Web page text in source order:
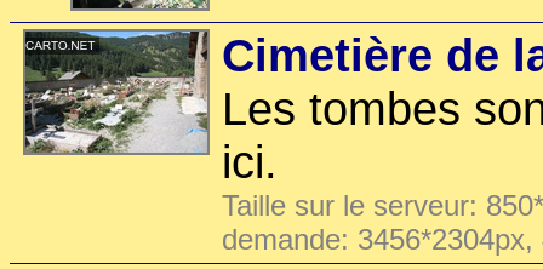
Cimetière de
Les tombes
ici.
Taille sur le serveur:
demande: